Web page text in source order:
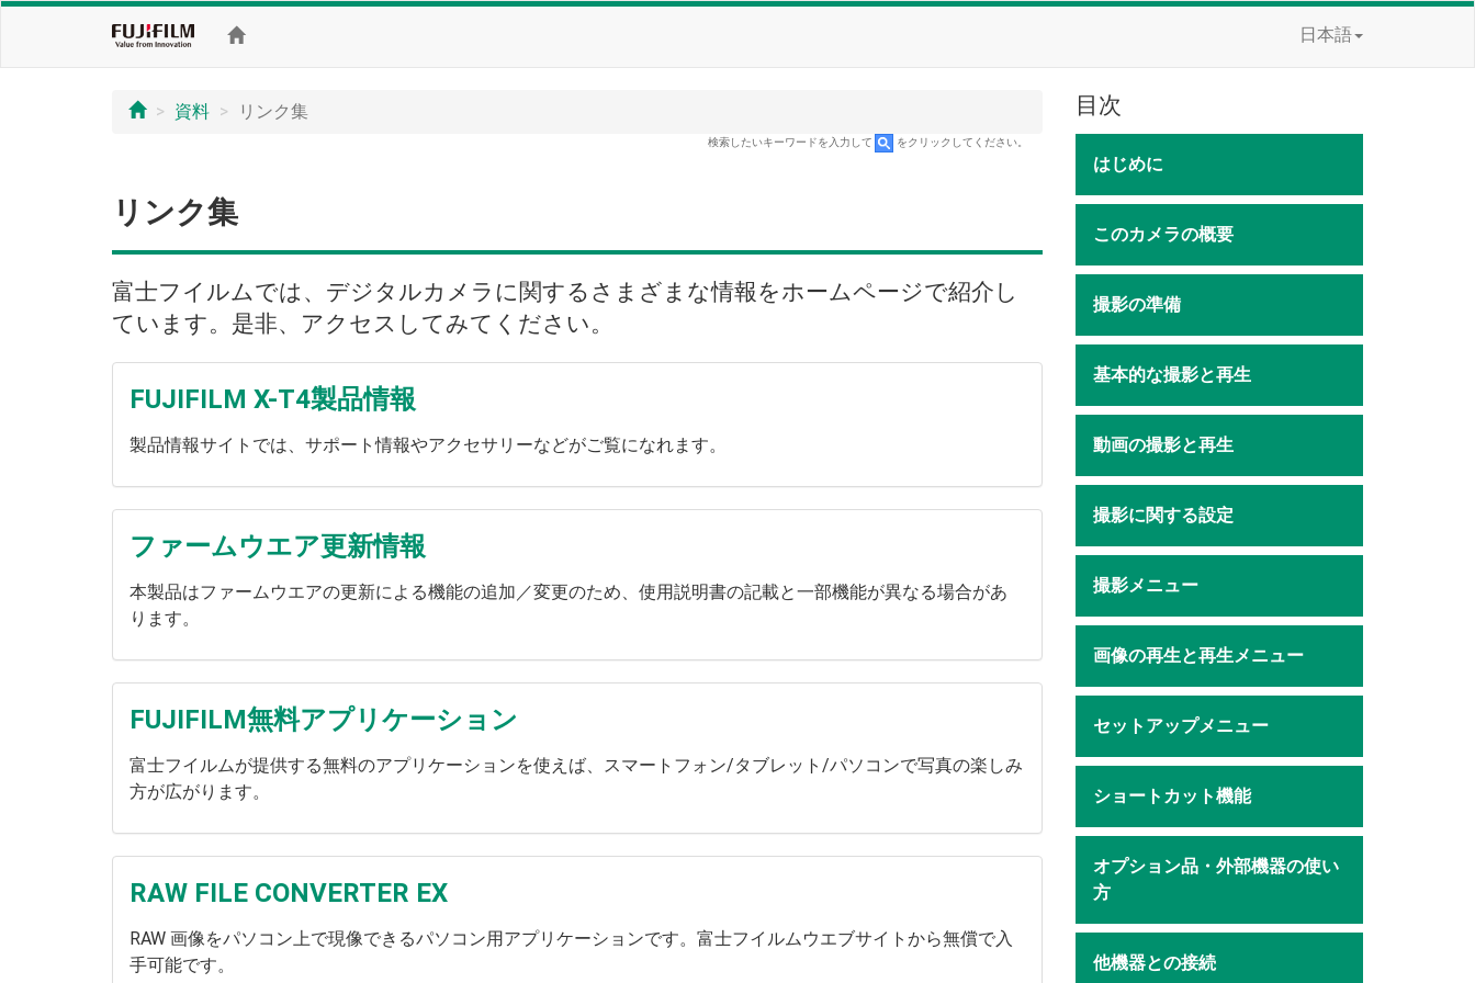
日本語
資料 リンク集
検索したいキーワードを入力して をクリックしてください。
リンク集
富士フイルムでは、デジタルカメラに関するさまざまな情報をホームページで紹介し
ています。是非、アクセスしてみてください。
FUJIFILM X-T4製品情報
製品情報サイトでは、サポート情報やアクセサリーなどがご覧になれます。
ファームウエア更新情報
本製品はファームウエアの更新による機能の追加／変更のため、使用説明書の記載と一部機能が異なる場合があ
ります。
FUJIFILM無料アプリケーション
富士フイルムが提供する無料のアプリケーションを使えば、スマートフォン/タブレット/パソコンで写真の楽しみ
方が広がります。
RAW FILE CONVERTER EX
RAW 画像をパソコン上で現像できるパソコン用アプリケーションです。富士フイルムウエブサイトから無償で入
手可能です。
目次
はじめに
このカメラの概要
撮影の準備
基本的な撮影と再生
動画の撮影と再生
撮影に関する設定
撮影メニュー
画像の再生と再生メニュー
セットアップメニュー
ショートカット機能
オプション品・外部機器の使い
方
他機器との接続